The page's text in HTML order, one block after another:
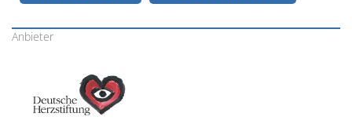
Anbieter